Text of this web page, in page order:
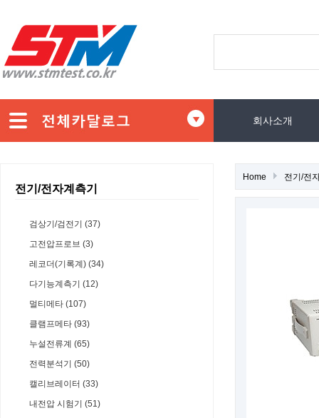
회사소개
전기/전자계측기
검상기/검전기 (37)
고전압프로브 (3)
레코더(기록계) (34)
다기능계측기 (12)
멀티메타 (107)
클램프메타 (93)
누설전류계 (65)
전력분석기 (50)
캘리브레이터 (33)
내전압 시험기 (51)
Home 전기/전